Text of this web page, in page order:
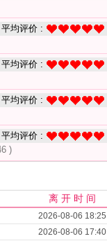
均评价 :
均评价 :
均评价 :
均评价 :
)
离 开 时 间
2026-08-06 18:25
2026-08-06 17:40